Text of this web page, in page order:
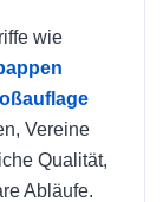
wie
Vereine
Qualität,
Abläufe.